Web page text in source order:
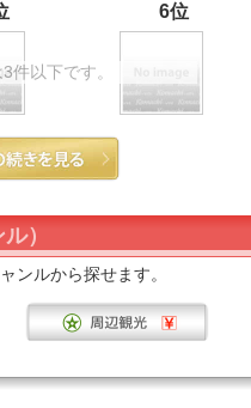
6位
件以下です。
）
ンルから探せます。